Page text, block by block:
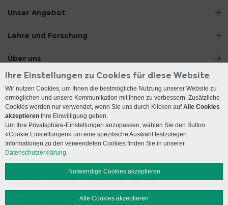
Unser Angebot
Lehre und Forschung
Über uns
Kontakt
Anreise
Besuchszeiten
Social Media
Impressum Disclaimer Datenschutz Sitemap
Ihre Einstellungen zu Cookies für diese Website
Wir nutzen Cookies, um Ihnen die bestmögliche Nutzung unserer Website zu
ermöglichen und unsere Kommunikation mit Ihnen zu verbessern. Zusätzliche
Cookies werden nur verwendet, wenn Sie uns durch Klicken aufAlle Cookies
akzeptieren Ihre Einwilligung geben.
Um Ihre Privatsphäre-Einstellungen anzupassen, wählen Sie den Button
«Cookie Einstellungen» um eine spezifische Auswahl festzulegen.
Informationen zu den verwendeten Cookies finden Sie in unserer
Datenschutzerklärung.
Notwendige Cookies akzeptieren
Alle Cookies akzeptieren